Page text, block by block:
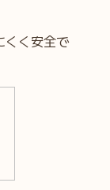
くく安全で